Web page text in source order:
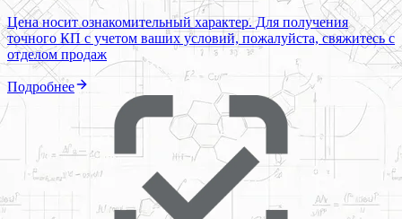
Цена носит ознакомительный характер. Для получения
точного КП с учетом ваших условий, пожалуйста, свяжитесь с
отделом продаж
Подробнее